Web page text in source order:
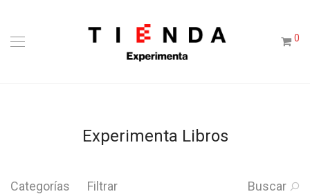
0
Experimenta Libros
Categorías Filtrar Buscar